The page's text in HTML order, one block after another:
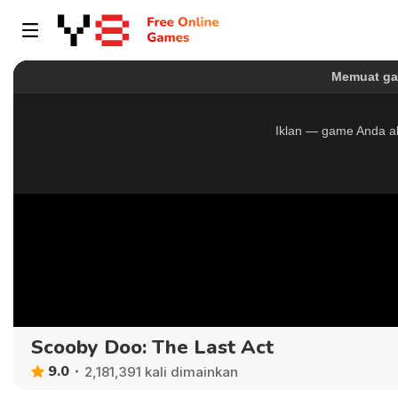
Scooby Doo: The Last Act
9.0 2,181,391 kali dimainkan